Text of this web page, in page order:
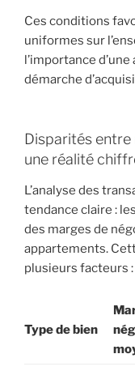
Ces conditions
uniformes sur
l’importance
démarche
Disparités
une réalité
L’analyse des
tendance claire : les
des marges de
appartements.
plusieurs facteurs :
Type de bien